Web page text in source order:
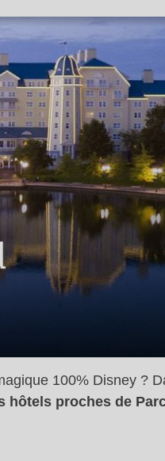
100% Disney ?
hôtels proches de